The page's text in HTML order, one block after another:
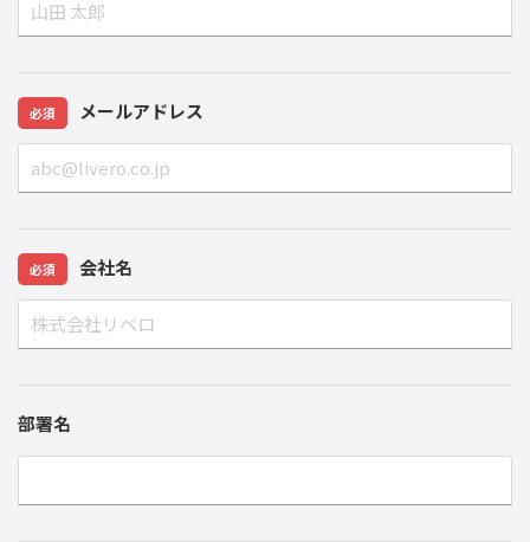
必須 メールアドレス
必須 会社名
部署名